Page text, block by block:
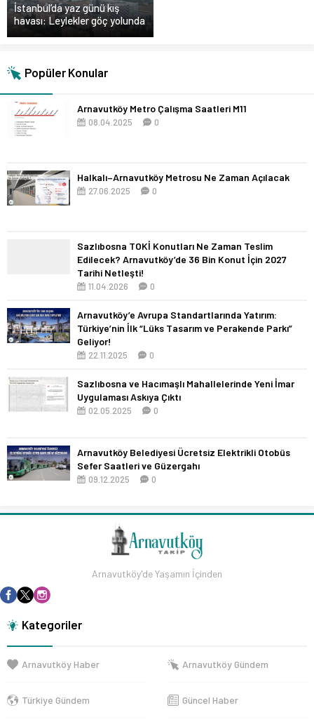
İstanbul’da yaz günü kış
havası: Leylekler göç yolunda
Popüler Konular
Arnavutköy Metro Çalışma Saatleri M11
08.04.2025 0
Halkalı–Arnavutköy Metrosu Ne Zaman Açılacak
27.06.2025 0
Sazlıbosna TOKİ Konutları Ne Zaman Teslim
Edilecek? Arnavutköy’de 36 Bin Konut İçin 2027
Tarihi Netleşti!
11.04.2026 0
Arnavutköy’e Avrupa Standartlarında Yatırım:
Türkiye’nin İlk “Lüks Tasarım ve Perakende Parkı”
Geliyor!
22.11.2025 0
Sazlıbosna ve Hacımaşlı Mahallelerinde Yeni İmar
Uygulaması Askıya Çıktı
02.05.2025 0
Arnavutköy Belediyesi Ücretsiz Elektrikli Otobüs
Sefer Saatleri ve Güzergahı
09.12.2025 0
Arnavutköy'de Yaşamın İçinden
Kategoriler
Arnavutköy Haber Arnavutköy Gündem
Türkiye Gündem Güncel Haber